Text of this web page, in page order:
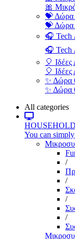
🎀
💝 Δώρα
💝 Δώρα
🎧 Tech
🎧 Tech
🎈
🎈
✨ Δώρα
✨ Δώρα
All categories
You can
/
/
/
/